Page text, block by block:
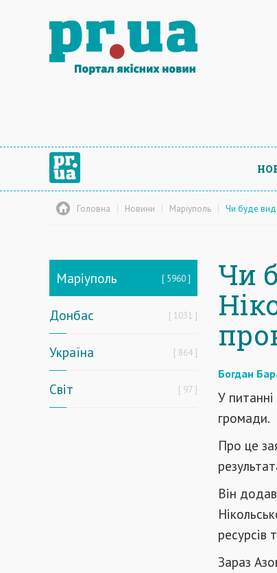
Головна Новини Маріуполь Чи буде
Маріуполь 5960
Донбас 1031
Україна 864
Світ 97
Чи
Богдан
У
громади.
Про це
Він
ресурсів
Зараз